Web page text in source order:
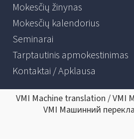
Mokesčių žinynas
Mokesčių kalendorius
Seminarai
Tarptautinis apmokestinimas
Kontaktai / Apklausa
VMI Machine translation / VMI
VMI Машинний